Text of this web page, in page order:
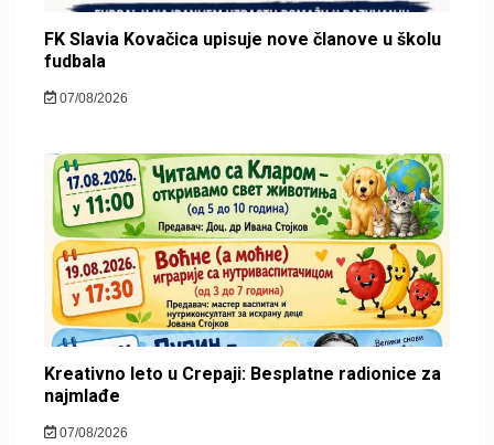
FK Slavia Kovačica upisuje nove članove u školu
fudbala
07/08/2026
Kreativno leto u Crepaji: Besplatne radionice za
najmlađe
07/08/2026